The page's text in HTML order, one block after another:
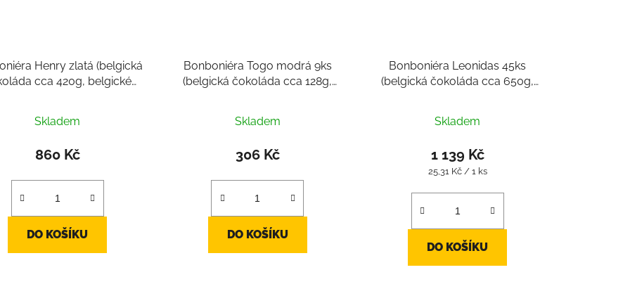
Henry zlatá (belgická
cca 420g, belgické
hodnocení
produktu
z
hvězdiček.
Skladem
860 Kč
DO KOŠÍKU
Bonboniéra Togo modrá 9ks
(belgická čokoláda cca 128g,
Skladem
306 Kč
DO KOŠÍKU
Bonboniéra Leonidas 45ks
(belgická čokoláda cca 650g,
Skladem
1 139 Kč
Měrná
25,31 Kč / 1 ks
DO KOŠÍKU